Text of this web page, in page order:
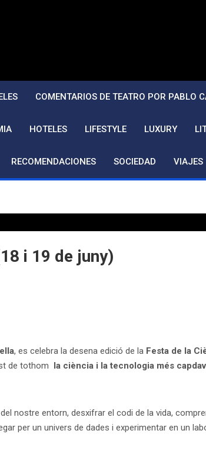
COMENTARIOS DE TEATRO POR PABLO
HOTELES LIFESTYLE LUXURY
RECOMENDACIONES SOCIEDAD VIAJES
i 19 de juny)
, es celebra la desena edició de la Festa de la
de tothom la ciència i la tecnologia més
nostre entorn, desxifrar el codi de la vida,
per un univers de dades i experimentar en un